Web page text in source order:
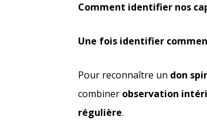
Comment identifier nos
Une fois identifier
Pour reconnaître un don
combiner observation
régulière.